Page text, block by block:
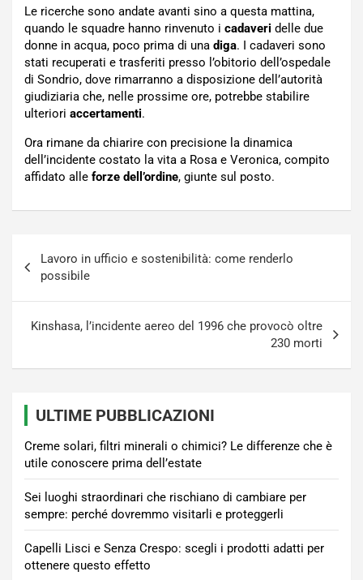
Le ricerche sono andate avanti sino a questa mattina,
quando le squadre hanno rinvenuto i cadaveri delle due
donne in acqua, poco prima di una diga. I cadaveri sono
stati recuperati e trasferiti presso l’obitorio dell’ospedale
di Sondrio, dove rimarranno a disposizione dell’autorità
giudiziaria che, nelle prossime ore, potrebbe stabilire
ulteriori accertamenti.
Ora rimane da chiarire con precisione la dinamica
dell’incidente costato la vita a Rosa e Veronica, compito
affidato alle forze dell’ordine, giunte sul posto.
articoli
Lavoro in ufficio e sostenibilità: come renderlo
possibile
Kinshasa, l’incidente aereo del 1996 che provocò oltre
230 morti
ULTIME PUBBLICAZIONI
Creme solari, filtri minerali o chimici? Le differenze che è
utile conoscere prima dell’estate
Sei luoghi straordinari che rischiano di cambiare per
sempre: perché dovremmo visitarli e proteggerli
Capelli Lisci e Senza Crespo: scegli i prodotti adatti per
ottenere questo effetto